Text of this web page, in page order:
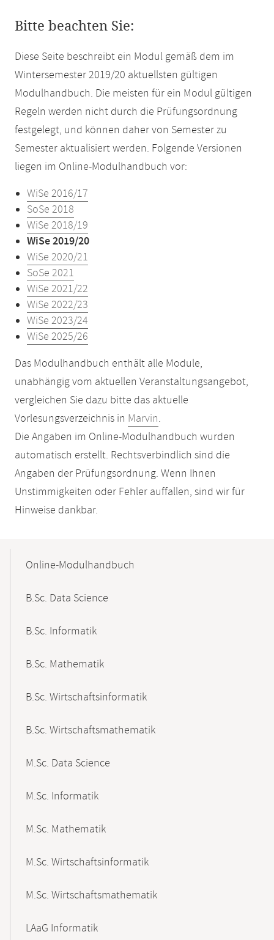
Bitte beachten Sie:
Diese Seite beschreibt ein Modul gemäß dem im
Wintersemester 2019/20 aktuellsten gültigen
Modulhandbuch. Die meisten für ein Modul gültigen
Regeln werden nicht durch die Prüfungsordnung
festgelegt, und können daher von Semester zu
Semester aktualisiert werden. Folgende Versionen
liegen im Online-Modulhandbuch vor:
WiSe 2016/17
SoSe 2018
WiSe 2018/19
WiSe 2019/20
WiSe 2020/21
SoSe 2021
WiSe 2021/22
WiSe 2022/23
WiSe 2023/24
WiSe 2025/26
Das Modulhandbuch enthält alle Module,
unabhängig vom aktuellen Veranstaltungsangebot,
vergleichen Sie dazu bitte das aktuelle
Vorlesungsverzeichnis in Marvin.
Die Angaben im Online-Modulhandbuch wurden
automatisch erstellt. Rechtsverbindlich sind die
Angaben der Prüfungsordnung. Wenn Ihnen
Unstimmigkeiten oder Fehler auffallen, sind wir für
Hinweise dankbar.
NavigationOnline-Modulhandbuch
B.Sc. Data Science
B.Sc. Informatik
B.Sc. Mathematik
B.Sc. Wirtschaftsinformatik
B.Sc. Wirtschaftsmathematik
M.Sc. Data Science
M.Sc. Informatik
M.Sc. Mathematik
M.Sc. Wirtschaftsinformatik
M.Sc. Wirtschaftsmathematik
LAaG Informatik